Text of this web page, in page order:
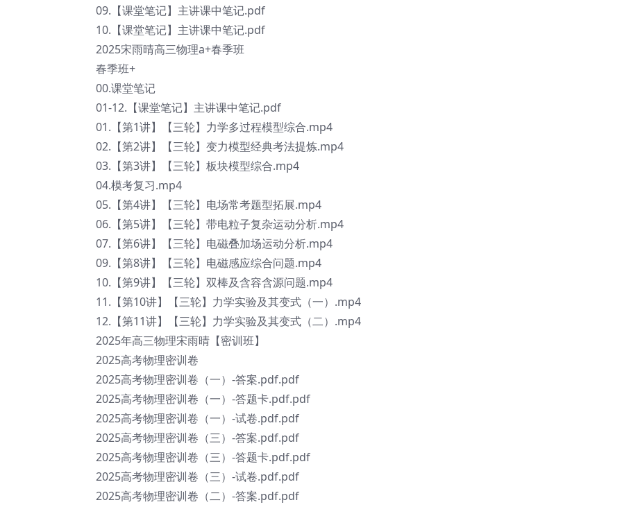
09.【课堂笔记】主讲课中笔记.pdf
10.【课堂笔记】主讲课中笔记.pdf
2025宋雨晴高三物理a+春季班
春季班+
00.课堂笔记
01-12.【课堂笔记】主讲课中笔记.pdf
01.【第1讲】【三轮】力学多过程模型综合.mp4
02.【第2讲】【三轮】变力模型经典考法提炼.mp4
03.【第3讲】【三轮】板块模型综合.mp4
04.模考复习.mp4
05.【第4讲】【三轮】电场常考题型拓展.mp4
06.【第5讲】【三轮】带电粒子复杂运动分析.mp4
07.【第6讲】【三轮】电磁叠加场运动分析.mp4
09.【第8讲】【三轮】电磁感应综合问题.mp4
10.【第9讲】【三轮】双棒及含容含源问题.mp4
11.【第10讲】【三轮】力学实验及其变式（一）.mp4
12.【第11讲】【三轮】力学实验及其变式（二）.mp4
2025年高三物理宋雨晴【密训班】
2025高考物理密训卷
2025高考物理密训卷（一）-答案.pdf.pdf
2025高考物理密训卷（一）-答题卡.pdf.pdf
2025高考物理密训卷（一）-试卷.pdf.pdf
2025高考物理密训卷（三）-答案.pdf.pdf
2025高考物理密训卷（三）-答题卡.pdf.pdf
2025高考物理密训卷（三）-试卷.pdf.pdf
2025高考物理密训卷（二）-答案.pdf.pdf